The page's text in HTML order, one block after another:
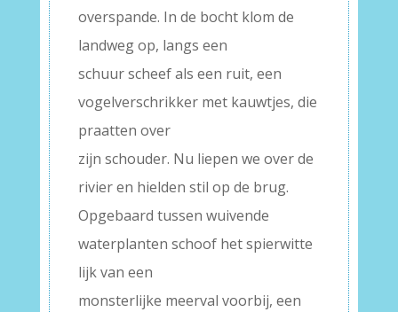
overspande. In de bocht klom de
landweg op, langs een
schuur scheef als een ruit, een
vogelverschrikker met kauwtjes, die
praatten over
zijn schouder. Nu liepen we over de
rivier en hielden stil op de brug.
Opgebaard tussen wuivende
waterplanten schoof het spierwitte
lijk van een
monsterlijke meerval voorbij, een